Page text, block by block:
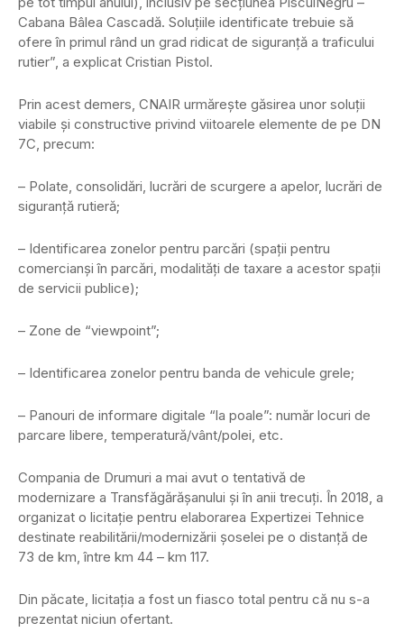
Cabana Bâlea Cascadă. Soluțiile identificate trebuie să
ofere în primul rând un grad ridicat de siguranță a traficului
rutier”, a explicat Cristian Pistol.
Prin acest demers, CNAIR urmărește găsirea unor soluții
viabile și constructive privind viitoarele elemente de pe DN
7C, precum:
– Polate, consolidări, lucrări de scurgere a apelor, lucrări de
siguranță rutieră;
– Identificarea zonelor pentru parcări (spații pentru
comercianși în parcări, modalități de taxare a acestor spații
de servicii publice);
– Zone de “viewpoint”;
– Identificarea zonelor pentru banda de vehicule grele;
– Panouri de informare digitale “la poale”: număr locuri de
parcare libere, temperatură/vânt/polei, etc.
Compania de Drumuri a mai avut o tentativă de
modernizare a Transfăgărășanului și în anii trecuți. În 2018, a
organizat o licitaţie pentru elaborarea Expertizei Tehnice
destinate reabilitării/modernizării șoselei pe o distanţă de
73 de km, între km 44 – km 117.
Din păcate, licitaţia a fost un fiasco total pentru că nu s-a
prezentat niciun ofertant.